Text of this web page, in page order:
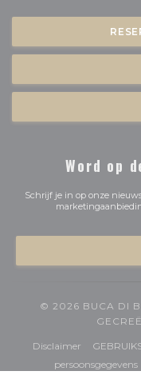
Word op
Schrijf je in op onze
© 2026 BUCA DI
Disclaimer ((opent in
persoonsgegevens